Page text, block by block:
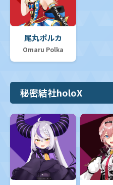
尾丸ポルカ
Omaru Polka
秘密結社holoX